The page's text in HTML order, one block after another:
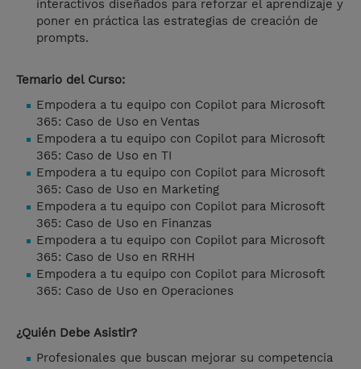
interactivos diseñados para reforzar el aprendizaje y
poner en práctica las estrategias de creación de
prompts.
Temario del Curso:
Empodera a tu equipo con Copilot para Microsoft
365: Caso de Uso en Ventas
Empodera a tu equipo con Copilot para Microsoft
365: Caso de Uso en TI
Empodera a tu equipo con Copilot para Microsoft
365: Caso de Uso en Marketing
Empodera a tu equipo con Copilot para Microsoft
365: Caso de Uso en Finanzas
Empodera a tu equipo con Copilot para Microsoft
365: Caso de Uso en RRHH
Empodera a tu equipo con Copilot para Microsoft
365: Caso de Uso en Operaciones
¿Quién Debe Asistir?
Profesionales que buscan mejorar su competencia